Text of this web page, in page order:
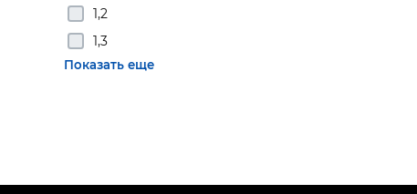
1,2
1,3
Показать еще